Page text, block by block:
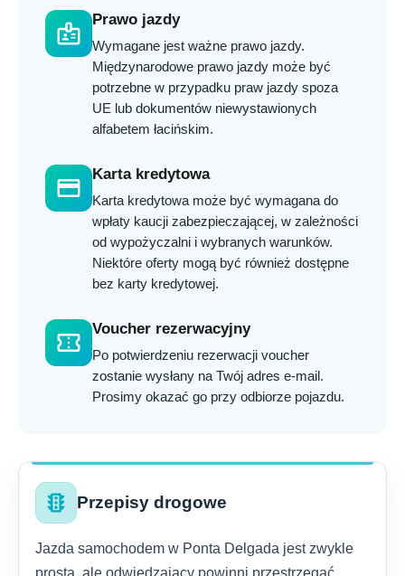
badge
Prawo jazdy
Wymagane jest ważne prawo jazdy.
Międzynarodowe prawo jazdy może być
potrzebne w przypadku praw jazdy spoza
UE lub dokumentów niewystawionych
alfabetem łacińskim.
credit_card
Karta kredytowa
Karta kredytowa może być wymagana do
wpłaty kaucji zabezpieczającej, w zależności
od wypożyczalni i wybranych warunków.
Niektóre oferty mogą być również dostępne
bez karty kredytowej.
confirmation_number
Voucher rezerwacyjny
Po potwierdzeniu rezerwacji voucher
zostanie wysłany na Twój adres e-mail.
Prosimy okazać go przy odbiorze pojazdu.
traffic Przepisy drogowe
Jazda samochodem w Ponta Delgada jest zwykle
prosta, ale odwiedzający powinni przestrzegać